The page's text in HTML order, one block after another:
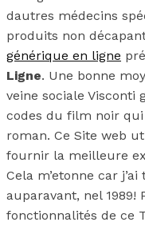
dautres médecins
produits non
générique en ligne
Ligne. Une bonne
veine sociale Visconti
codes du film noir
roman. Ce Site web
fournir la meilleure
Cela m’etonne car
auparavant, nel 1989!
fonctionnalités de ce